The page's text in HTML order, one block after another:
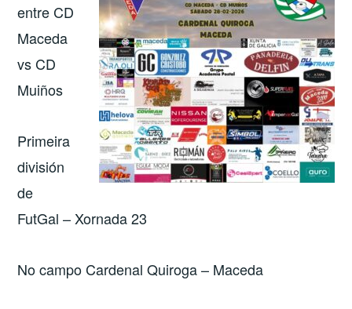
entre CD
Maceda
vs CD
Muiños
Primeira
división
de
FutGal – Xornada 23
No campo Cardenal Quiroga – Maceda